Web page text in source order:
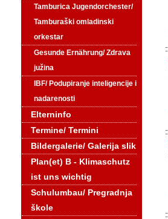
Tamburica Jugendorchester/
Tamburaški omladinski
orkestar
Gesunde Ernährung/ Zdrava
južina
IBF/ Podupiranje inteligencije i
nadarenosti
Elterninfo
Termine/ Termini
Bildergalerie/ Galerija slik
Plan(et) B - Klimaschutz
ist uns wichtig
Schulumbau/ Pregradnja
škole